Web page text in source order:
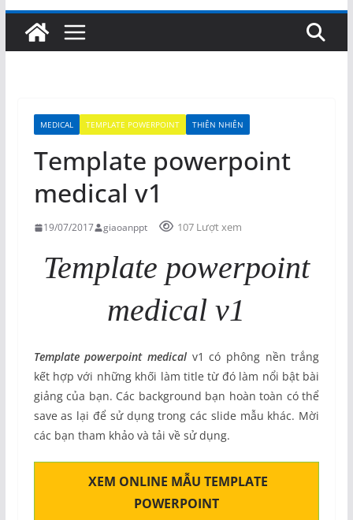
MEDICAL TEMPLATE POWERPOINT THIÊN NHIÊN
Template powerpoint
medical v1
19/07/2017 giaoanppt 107 Lượt xem
Template powerpoint
medical v1
Template powerpoint medical v1 có phông nền trắng
kết hợp với những khối làm title từ đó làm nổi bật bài
giảng của bạn. Các background bạn hoàn toàn có thể
save as lại để sử dụng trong các slide mẫu khác. Mời
các bạn tham khảo và tải về sử dụng.
XEM ONLINE MẪU TEMPLATE
POWERPOINT